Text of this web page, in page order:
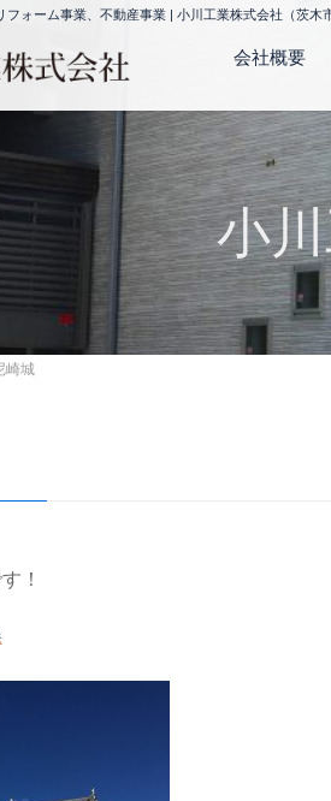
ォーム事業、不動産事業 | 小川工業株式会社（茨木市
会社概要
小
崎城
！